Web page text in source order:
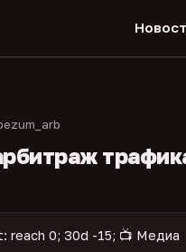
reach 0; 30d -15; 📺 Медиа